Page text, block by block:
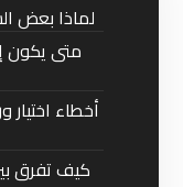
لماذا بعض
متى يكون
أخطاء
كيف تفرق